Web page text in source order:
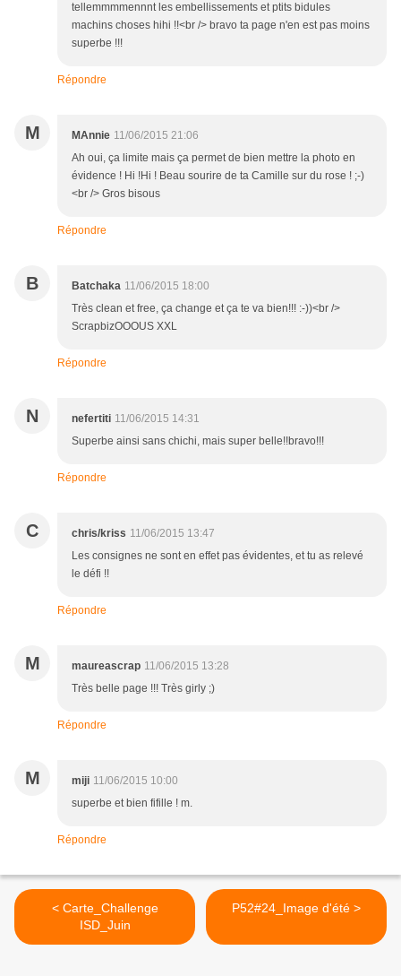
tellemmmmennnt les embellissements et ptits bidules
machins choses hihi !!<br /> bravo ta page n'en est pas moins
superbe !!!
Répondre
M MAnnie 11/06/2015 21:06
Ah oui, ça limite mais ça permet de bien mettre la photo en
évidence ! Hi !Hi ! Beau sourire de ta Camille sur du rose ! ;-)
<br /> Gros bisous
Répondre
B Batchaka 11/06/2015 18:00
Très clean et free, ça change et ça te va bien!!! :-))<br />
ScrapbizOOOUS XXL
Répondre
N nefertiti 11/06/2015 14:31
Superbe ainsi sans chichi, mais super belle!!bravo!!!
Répondre
C chris/kriss 11/06/2015 13:47
Les consignes ne sont en effet pas évidentes, et tu as relevé
le défi !!
Répondre
M maureascrap 11/06/2015 13:28
Très belle page !!! Très girly ;)
Répondre
M miji 11/06/2015 10:00
superbe et bien fifille ! m.
Répondre
< Carte_Challenge
ISD_Juin
P52#24_Image d'été >